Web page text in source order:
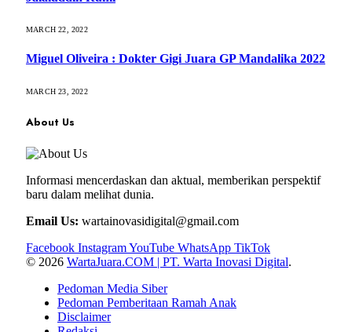
MARCH 22, 2022
Miguel Oliveira : Dokter Gigi Juara GP Mandalika 2022
MARCH 23, 2022
About Us
Informasi mencerdaskan dan aktual, memberikan perspektif
baru dalam melihat dunia.
Email Us: wartainovasidigital@gmail.com
Facebook InstagramYouTube WhatsApp TikTok
© 2026 WartaJuara.COM | PT. Warta Inovasi Digital.
Pedoman Media Siber
Pedoman Pemberitaan Ramah Anak
Disclaimer